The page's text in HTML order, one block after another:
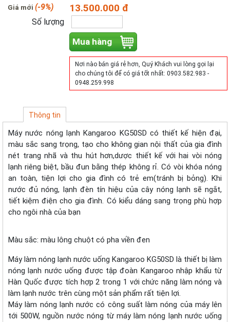
Giá mới (-9%) 13.500.000 đ
Số lượng
Mua hàng
Nơi nào bán giá rẻ hơn, Quý Khách vui lòng gọi lại
cho chúng tôi để có giá tốt nhất: 0903.582.983 -
0948.259.998
Thông tin
Máy nước nóng lạnh Kangaroo KG50SD có thiết kế hiện đại,
màu sắc sang trọng, tạo cho không gian nội thất của gia đình
nét trang nhã và thu hút hơn,dược thiết kế với hai vòi nóng
lạnh riêng biệt, bầu đun bằng thép không rỉ. Có vòi khóa nóng
an toàn, tiện lợi cho gia đình có trẻ em(tránh bị bỏng). Khi
nước đủ nóng, lạnh đèn tín hiệu của cây nóng lạnh sẽ ngắt,
tiết kiệm điện cho gia đình. Có kiểu dáng sang trọng phù hợp
cho ngôi nhà của bạn
Màu sắc: màu lông chuột có pha viền đen
Máy làm nóng lạnh nước uống Kangaroo KG50SD là thiết bị làm
nóng lạnh nước uống được tập đoàn Kangaroo nhập khẩu từ
Hàn Quốc được tích hợp 2 trong 1 với chức năng làm nóng và
làm lạnh nước trên cùng một sản phẩm rất tiện lợi.
Máy làm nóng lạnh nước có công suất làm nóng của máy lên
tới 500W, nguồn nước nóng từ máy làm nóng lạnh nước uống